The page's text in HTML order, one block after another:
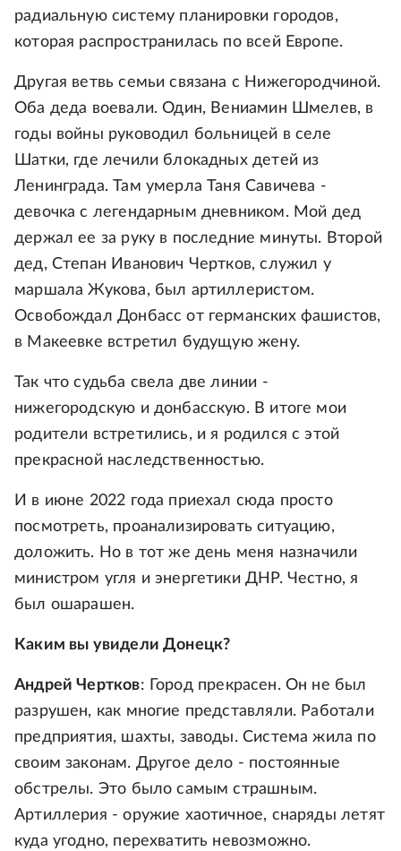
радиальную систему планировки городов,
которая распространилась по всей Европе.
Другая ветвь семьи связана с Нижегородчиной.
Оба деда воевали. Один, Вениамин Шмелев, в
годы войны руководил больницей в селе
Шатки, где лечили блокадных детей из
Ленинграда. Там умерла Таня Савичева -
девочка с легендарным дневником. Мой дед
держал ее за руку в последние минуты. Второй
дед, Степан Иванович Чертков, служил у
маршала Жукова, был артиллеристом.
Освобождал Донбасс от германских фашистов,
в Макеевке встретил будущую жену.
Так что судьба свела две линии -
нижегородскую и донбасскую. В итоге мои
родители встретились, и я родился с этой
прекрасной наследственностью.
И в июне 2022 года приехал сюда просто
посмотреть, проанализировать ситуацию,
доложить. Но в тот же день меня назначили
министром угля и энергетики ДНР. Честно, я
был ошарашен.
Каким вы увидели Донецк?
Андрей Чертков: Город прекрасен. Он не был
разрушен, как многие представляли. Работали
предприятия, шахты, заводы. Система жила по
своим законам. Другое дело - постоянные
обстрелы. Это было самым страшным.
Артиллерия - оружие хаотичное, снаряды летят
куда угодно, перехватить невозможно.